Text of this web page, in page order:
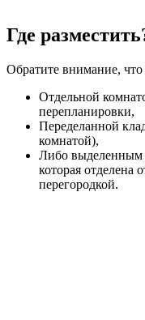
Где
Обратите внимание,
Отдельной
перепланировки,
Переделанной
комнатой),
Либо выделенным
которая отделена
перегородкой.